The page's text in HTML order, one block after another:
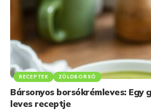
RECEPTEK ZÖLDBORSÓ
Bársonyos borsókrémleves: Egy
leves receptje